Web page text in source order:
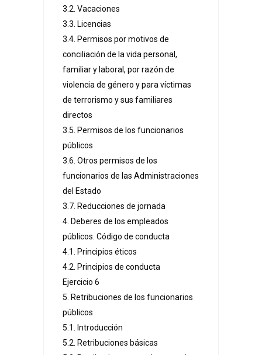
3.2. Vacaciones
3.3. Licencias
3.4. Permisos por motivos de
conciliación de la vida personal,
familiar y laboral, por razón de
violencia de género y para víctimas
de terrorismo y sus familiares
directos
3.5. Permisos de los funcionarios
públicos
3.6. Otros permisos de los
funcionarios de las Administraciones
del Estado
3.7. Reducciones de jornada
4. Deberes de los empleados
públicos. Código de conducta
4.1. Principios éticos
4.2. Principios de conducta
Ejercicio 6
5. Retribuciones de los funcionarios
públicos
5.1. Introducción
5.2. Retribuciones básicas